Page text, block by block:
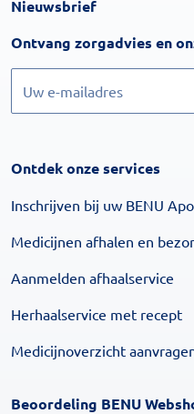
Nieuwsbrief
Ontvang zorgadvies en
Ontdek onze services
Inschrijven bij uw BENU
Medicijnen afhalen en
Aanmelden afhaalservice
Herhaalservice met recept
Medicijnoverzicht
Beoordeling BENU